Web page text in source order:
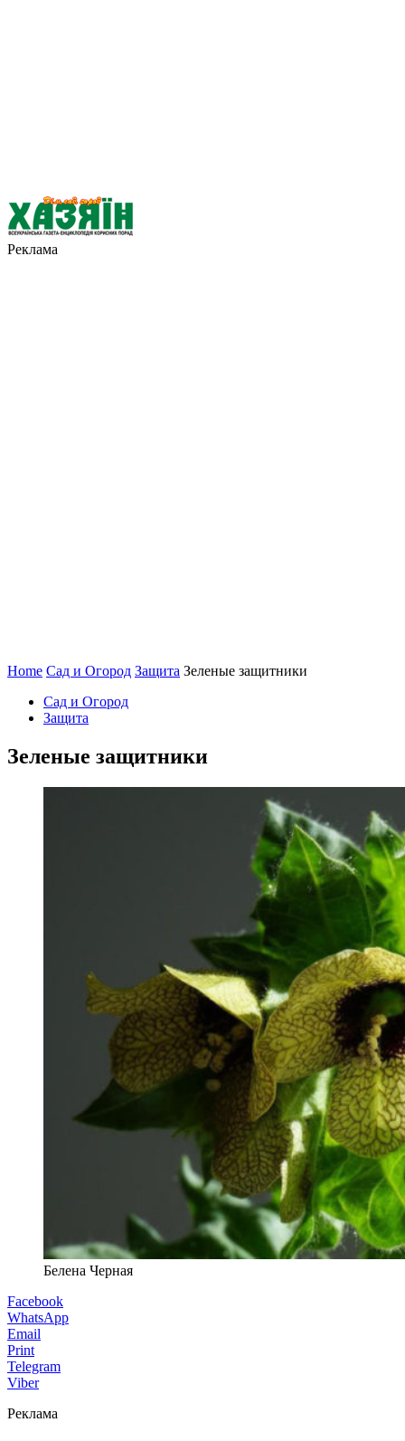
Реклама
Home Сад и Огород Защита Зеленые защитники
Сад и Огород
Защита
Зеленые защитники
Белена Черная
Facebook
WhatsApp
Email
Print
Telegram
Viber
Реклама